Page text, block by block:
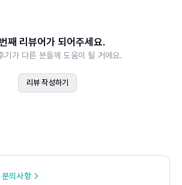
구조
사진 선명하게 보정하기
지의 이동과 선택
리 늘리기
배너 만들기
째 리뷰어가 되어주세요.
기가 다른 분들께 도움이 될 거에요.
리뷰 작성하기
의사항